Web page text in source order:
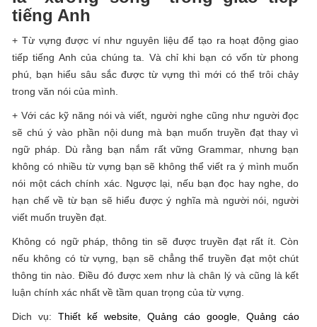
tiếng Anh
+ Từ vựng được ví như nguyên liệu để tạo ra hoạt động giao
tiếp tiếng Anh của chúng ta. Và chỉ khi bạn có vốn từ phong
phú, bạn hiểu sâu sắc được từ vựng thì mới có thể trôi chảy
trong văn nói của mình.
+ Với các kỹ năng nói và viết, người nghe cũng như người đọc
sẽ chú ý vào phần nội dung mà bạn muốn truyền đạt thay vì
ngữ pháp. Dù rằng bạn nắm rất vững Grammar, nhưng bạn
không có nhiều từ vựng bạn sẽ không thể viết ra ý mình muốn
nói một cách chính xác. Ngược lại, nếu bạn đọc hay nghe, do
hạn chế về từ bạn sẽ hiểu được ý nghĩa mà người nói, người
viết muốn truyền đạt.
Không có ngữ pháp, thông tin sẽ được truyền đạt rất ít. Còn
nếu không có từ vựng, bạn sẽ chẳng thể truyền đạt một chút
thông tin nào. Điều đó được xem như là chân lý và cũng là kết
luận chính xác nhất về tầm quan trọng của từ vựng.
Dich vụ:Thiết kế website, Quảng cáo google, Quảng cáo